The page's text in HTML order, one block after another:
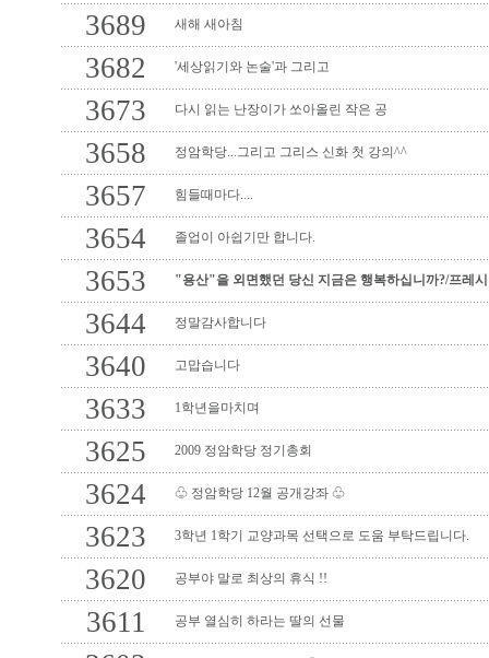
3689 새해 새아침
3682 '세상읽기와 논술'과 그리고
3673 다시 읽는 난장이가 쏘아올린 작은 공
3658 정암학당...그리고 그리스 신화 첫 강의^^
3657 힘들때마다....
3654 졸업이 아쉽기만 합니다.
3653 "용산"을 외면했던 당신 지금은 행복하십니까?/프레
3644 정말감사합니다
3640 고맙습니다
3633 1학년을마치며
3625 2009 정암학당 정기총회
3624 ♧ 정암학당 12월 공개강좌 ♧
3623 3학년 1학기 교양과목 선택으로 도움 부탁드립니다.
3620 공부야 말로 최상의 휴식 !!
3611 공부 열심히 하라는 딸의 선물